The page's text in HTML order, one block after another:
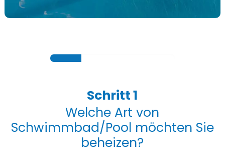
Schritt 1
Welche Art von
Schwimmbad/Pool möchten Sie
beheizen?